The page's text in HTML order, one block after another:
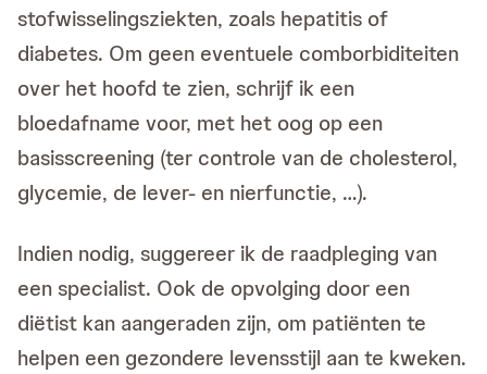
stofwisselingsziekten, zoals hepatitis of
diabetes. Om geen eventuele comborbiditeiten
over het hoofd te zien, schrijf ik een
bloedafname voor, met het oog op een
basisscreening (ter controle van de cholesterol,
glycemie, de lever- en nierfunctie, …).
Indien nodig, suggereer ik de raadpleging van
een specialist. Ook de opvolging door een
diëtist kan aangeraden zijn, om patiënten te
helpen een gezondere levensstijl aan te kweken.